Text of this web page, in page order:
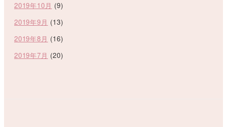
2019年10月 (9)
2019年9月 (13)
2019年8月 (16)
2019年7月 (20)